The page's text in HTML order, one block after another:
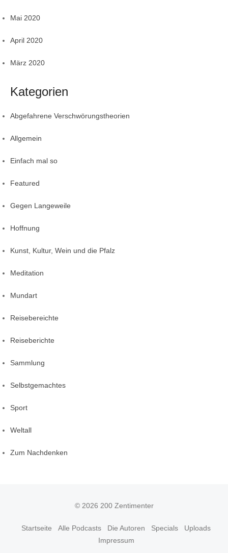
Mai 2020
April 2020
März 2020
Kategorien
Abgefahrene Verschwörungstheorien
Allgemein
Einfach mal so
Featured
Gegen Langeweile
Hoffnung
Kunst, Kultur, Wein und die Pfalz
Meditation
Mundart
Reisebereichte
Reiseberichte
Sammlung
Selbstgemachtes
Sport
Weltall
Zum Nachdenken
© 2026 200 Zentimenter
Startseite Alle Podcasts Die Autoren Specials
Uploads
Impressum